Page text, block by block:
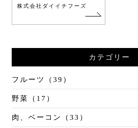
株式会社ダイイチフーズ
カテゴリー
フルーツ（39）
野菜（17）
肉、ベーコン（33）